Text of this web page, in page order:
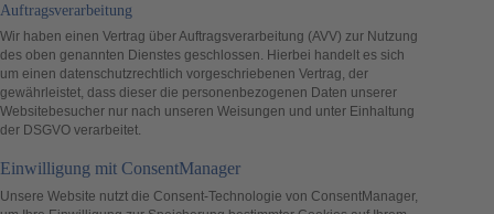
Auftragsverarbeitung
Wir haben einen Vertrag über Auftragsverarbeitung (AVV) zur Nutzung
des oben genannten Dienstes geschlossen. Hierbei handelt es sich
um einen datenschutzrechtlich vorgeschriebenen Vertrag, der
gewährleistet, dass dieser die personenbezogenen Daten unserer
Websitebesucher nur nach unseren Weisungen und unter Einhaltung
der DSGVO verarbeitet.
Einwilligung mit ConsentManager
Unsere Website nutzt die Consent-Technologie von ConsentManager,